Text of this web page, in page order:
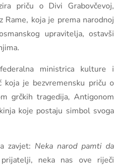
priču o Divi Grabovčevoj,
Rame, koja je prema narodnoj
upravitelja, ostavši
ministrica kulture i
koja je bezvremensku priču o
grčkih tragedija, Antigonom
koje postaju simbol svoga
zavjet: Neka narod pamti da
neka nas ove riječi